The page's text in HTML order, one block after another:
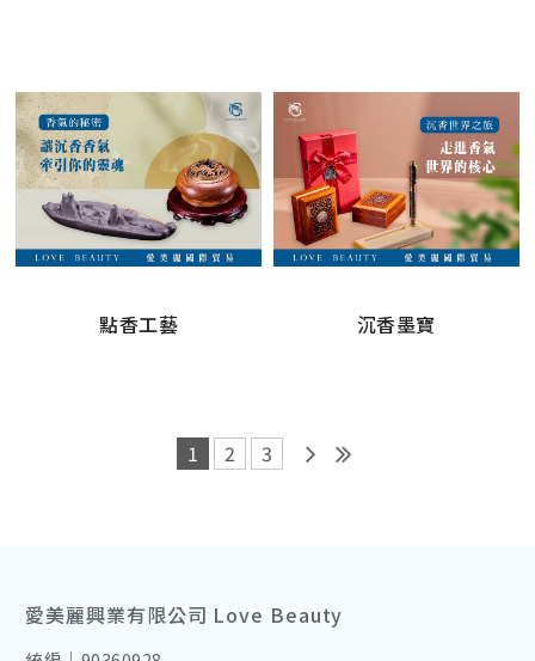
點香工藝 沉香墨寶
1 2 3
愛美麗興業有限公司 Love Beauty